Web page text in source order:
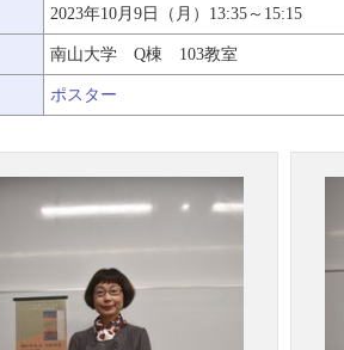
2023年10月9日（月）13:35～15:15
南山大学 Q棟 103教室
ポスター